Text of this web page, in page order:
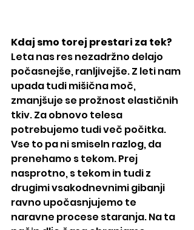
Kdaj smo torej prestari za tek?
Leta nas res nezadržno delajo
počasnejše, ranljivejše. Z leti nam
upada tudi mišična moč,
zmanjšuje se prožnost elastičnih
tkiv. Za obnovo telesa
potrebujemo tudi več počitka.
Vse to pa ni smiseln razlog, da
prenehamo s tekom. Prej
nasprotno, s tekom in tudi z
drugimi vsakodnevnimi gibanji
ravno upočasnjujemo te
naravne procese staranja. Na ta